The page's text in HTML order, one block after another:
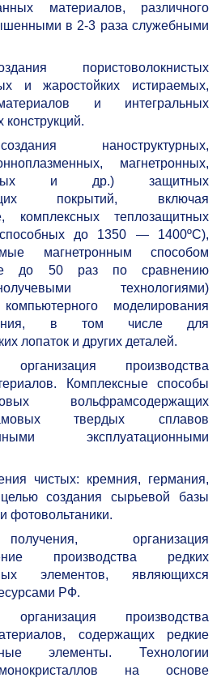
материалов, различного
в 2-3 раза служебными
пористоволокнистых
и жаростойких истираемых,
и интегральных
наноструктурных,
магнетронных,
и др.) защитных
покрытий, включая
комплексных теплозащитных
до 1350 — 1400ºС),
магнетронным способом
до 50 раз по сравнению
технологиями)
моделирования
в том числе для
лопаток и других деталей.
производства
Комплексные способы
вольфрамсодержащих
твердых сплавов
эксплуатационными
чистых: кремния, германия,
создания сырьевой базы
фотовольтаники.
организация
производства редких
элементов, являющихся
РФ.
производства
содержащих редкие
элементы. Технологии
на основе